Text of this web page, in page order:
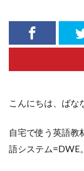
こんにちは、ばな
自宅で使う英語教
語システム=DWE。